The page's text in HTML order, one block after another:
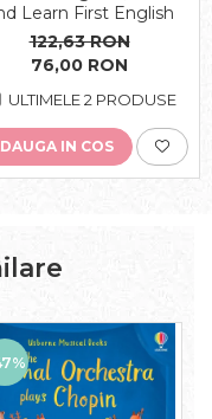
Learn First English
Words", Usborne
122,63 RON
76,00 RON
ULTIMELE 2 PRODUSE
IN COS